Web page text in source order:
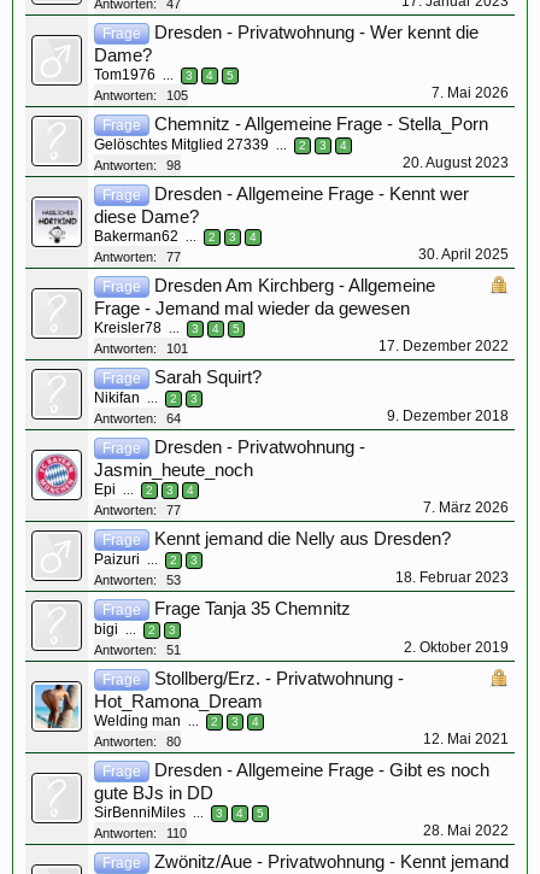
Antworten: 47
Frage
Dresden - Privatwohnung - Wer kennt die
Dame?
Tom1976 3 4 5
Antworten: 105 7. Mai 2026
Frage Chemnitz - Allgemeine Frage - Stella_Porn
Gelöschtes Mitglied 27339 2 3 4
Antworten: 98 20. August 2023
Frage
Dresden - Allgemeine Frage - Kennt wer
diese Dame?
Bakerman62 2 3 4
Antworten: 77 30. April 2025
Frage
Dresden Am Kirchberg - Allgemeine
Frage - Jemand mal wieder da gewesen
Kreisler78 3 4 5
Antworten: 101 17. Dezember 2022
Frage Sarah Squirt?
Nikifan 2 3
Antworten: 64 9. Dezember 2018
Frage
Dresden - Privatwohnung -
Jasmin_heute_noch
Epi 2 3 4
Antworten: 77 7. März 2026
Frage Kennt jemand die Nelly aus Dresden?
Paizuri 2 3
Antworten: 53 18. Februar 2023
Frage Frage Tanja 35 Chemnitz
bigi 2 3
Antworten: 51 2. Oktober 2019
Frage
Stollberg/Erz. - Privatwohnung -
Hot_Ramona_Dream
Welding man 2 3 4
Antworten: 80 12. Mai 2021
Frage
Dresden - Allgemeine Frage - Gibt es noch
gute BJs in DD
SirBenniMiles 3 4 5
Antworten: 110 28. Mai 2022
Frage
Zwönitz/Aue - Privatwohnung - Kennt jemand